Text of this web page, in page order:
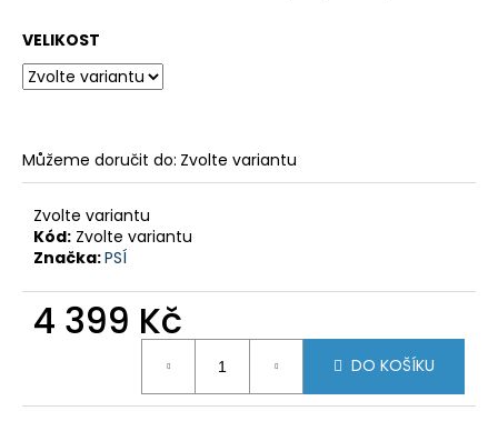
VELIKOST
Můžeme doručit do: Zvolte variantu
Zvolte variantu
Kód: Zvolte variantu
Značka:PSÍ
4 399 Kč
DO KOŠÍKU
KIT
8
797,38
Kč